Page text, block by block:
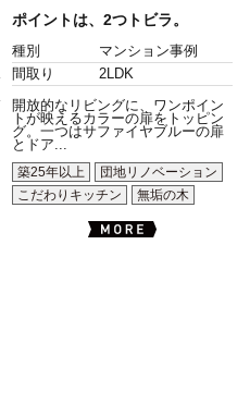
ポイントは、2つトビラ。
種別
マンション事例
間取り
2LDK
開放的なリビングに、ワンポイン
トが映えるカラーの扉をトッピン
グ。一つはサファイヤブルーの扉
とドア...
築25年以上
団地リノベーション
こだわりキッチン
無垢の木